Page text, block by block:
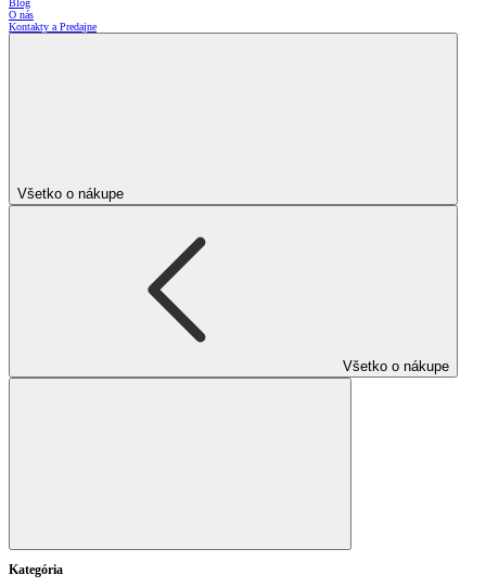
Blog
O nás
Kontakty a Predajne
Všetko o nákupe
Všetko o nákupe
Kategória